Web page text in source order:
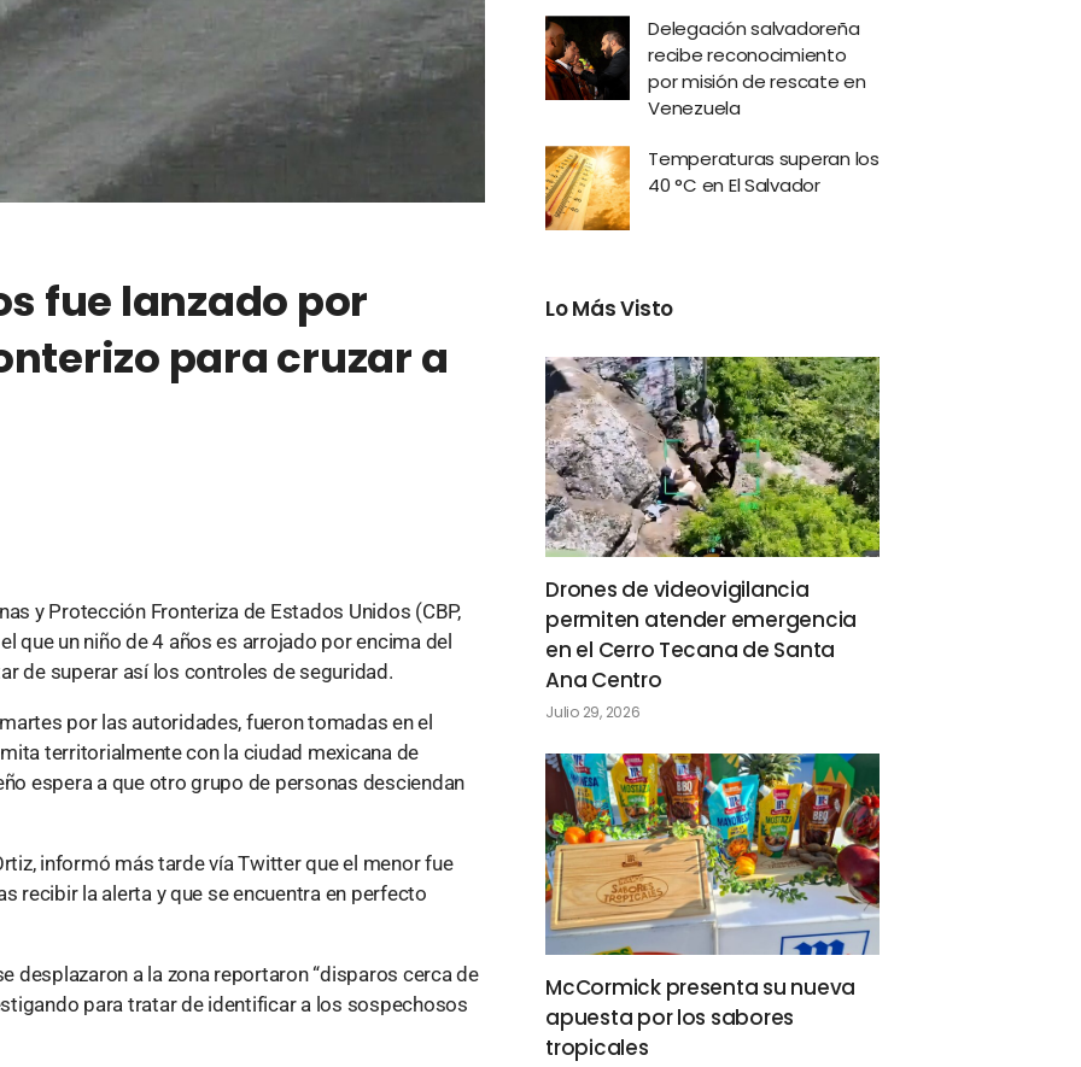
fue lanzado por
para cruzar a
y Protección Fronteriza de Estados Unidos (CBP,
que un niño de 4 años es arrojado por encima del
de superar así los controles de seguridad.
por las autoridades, fueron tomadas en el
territorialmente con la ciudad mexicana de
espera a que otro grupo de personas desciendan
informó más tarde vía Twitter que el menor fue
recibir la alerta y que se encuentra en perfecto
desplazaron a la zona reportaron “disparos cerca de
para tratar de identificar a los sospechosos
Delegación salvadoreña
recibe reconocimiento
por misión de rescate en
Venezuela
Temperaturas superan los
40 °C en El Salvador
Lo Más Visto
Drones de videovigilancia
permiten atender emergencia
en el Cerro Tecana de Santa
Ana Centro
Julio 29, 2026
McCormick presenta su nueva
apuesta por los sabores
tropicales